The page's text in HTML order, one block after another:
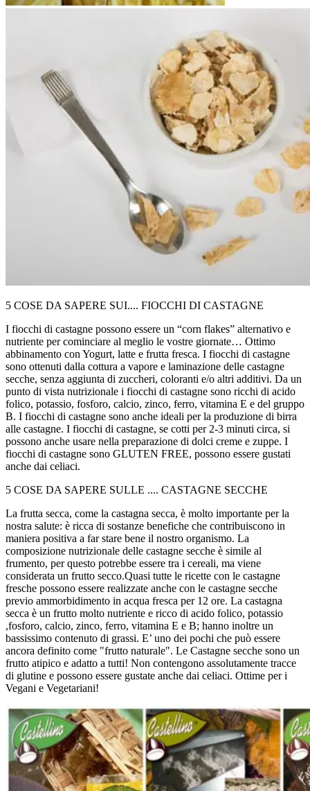
5 COSE DA SAPERE SUI.... FIOCCHI DI CASTAGNE
I fiocchi di castagne possono essere un “corn flakes” alternativo e
nutriente per cominciare al meglio le vostre giornate… Ottimo
abbinamento con Yogurt, latte e frutta fresca. I fiocchi di castagne
sono ottenuti dalla cottura a vapore e laminazione delle castagne
secche, senza aggiunta di zuccheri, coloranti e/o altri additivi. Da un
punto di vista nutrizionale i fiocchi di castagne sono ricchi di acido
folico, potassio, fosforo, calcio, zinco, ferro, vitamina E e del gruppo
B. I fiocchi di castagne sono anche ideali per la produzione di birra
alle castagne. I fiocchi di castagne, se cotti per 2-3 minuti circa, si
possono anche usare nella preparazione di dolci creme e zuppe. I
fiocchi di castagne sono GLUTEN FREE, possono essere gustati
anche dai celiaci.
5 COSE DA SAPERE SULLE .... CASTAGNE SECCHE
La frutta secca, come la castagna secca, è molto importante per la
nostra salute: è ricca di sostanze benefiche che contribuiscono in
maniera positiva a far stare bene il nostro organismo. La
composizione nutrizionale delle castagne secche è simile al
frumento, per questo potrebbe essere tra i cereali, ma viene
considerata un frutto secco.Quasi tutte le ricette con le castagne
fresche possono essere realizzate anche con le castagne secche
previo ammorbidimento in acqua fresca per 12 ore. La castagna
secca è un frutto molto nutriente e ricco di acido folico, potassio
,fosforo, calcio, zinco, ferro, vitamina E e B; hanno inoltre un
bassissimo contenuto di grassi. E’ uno dei pochi che può essere
ancora definito come "frutto naturale". Le Castagne secche sono un
frutto atipico e adatto a tutti! Non contengono assolutamente tracce
di glutine e possono essere gustate anche dai celiaci. Ottime per i
Vegani e Vegetariani!